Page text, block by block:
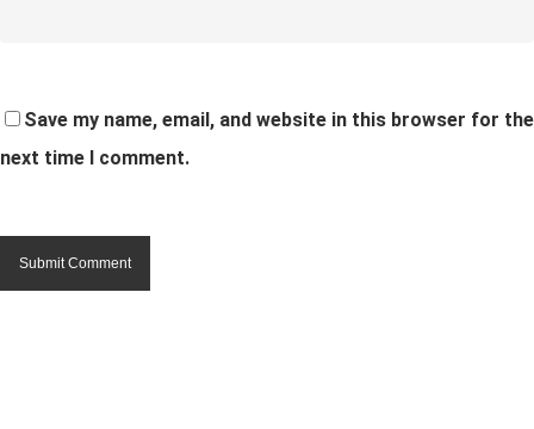
Save my name, email, and website in this browser for the
next time I comment.